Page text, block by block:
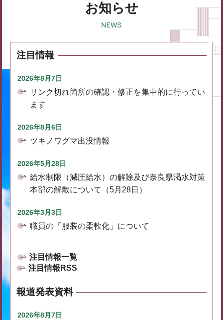
お知らせ
注目情報
2026年8月7日
リンク切れ箇所の確認・修正を集中的に行ってい
ます
2026年8月6日
ツキノワグマ出没情報
2026年5月28日
給水制限（減圧給水）の解除及び奈良県渇水対策
本部の解散について（5月28日）
2026年3月3日
職員の「服装の柔軟化」について
注目情報一覧
注目情報RSS
報道発表資料
2026年8月7日